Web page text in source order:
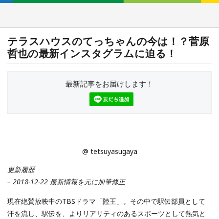
テラスハウスのてっちゃんの今は！？菅原
哲也の最新インスタグラムに迫る！
最新記事をお届けします！
@ tetsuyasugaya
更新履歴
– 2018-12-22 最新情報を元に加筆修正
現在絶賛放映中のTBSドラマ「陸王」。その中で駅伝部員として
汗を流し、駅伝を、よりリアリティのあるスポーツとして熱気と